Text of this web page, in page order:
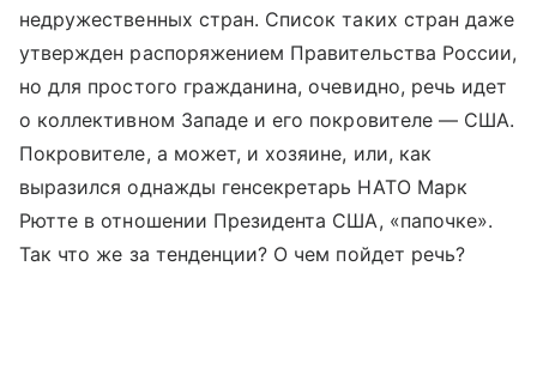
недружественных стран. Список таких стран даже
утвержден распоряжением Правительства России,
но для простого гражданина, очевидно, речь идет
о коллективном Западе и его покровителе — США.
Покровителе, а может, и хозяине, или, как
выразился однажды генсекретарь НАТО Марк
Рютте в отношении Президента США, «папочке».
Так что же за тенденции? О чем пойдет речь?